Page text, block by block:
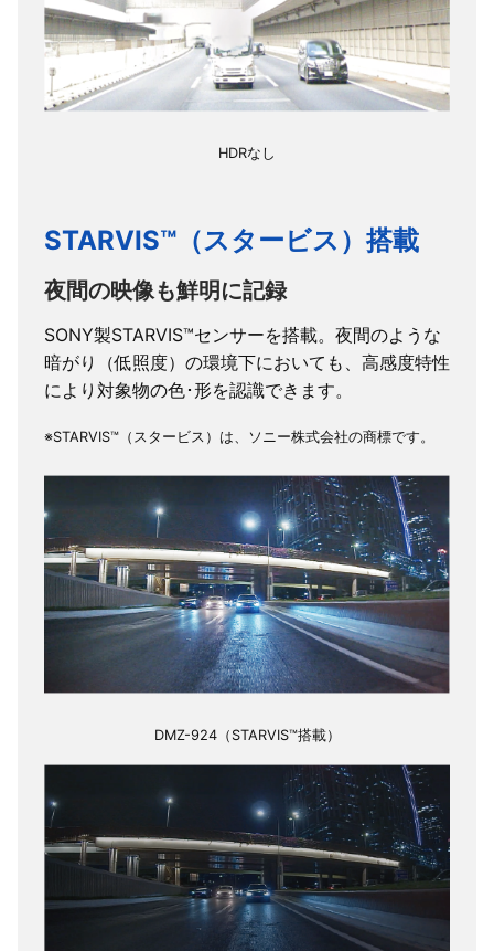
HDRなし
STARVIS™（スタービス）搭載
夜間の映像も鮮明に記録
SONY製STARVIS™センサーを搭載。夜間のような
暗がり（低照度）の環境下においても、高感度特性
により対象物の色･形を認識できます。
※STARVIS™（スタービス）は、ソニー株式会社の商標です。
DMZ-924（STARVIS™搭載）
法
リヤカメラ
約49(W)×50(H)×30(D)mm
重量
本体
約350g
リヤカメラ
約35g